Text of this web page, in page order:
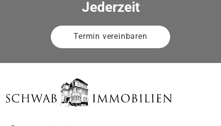
Jederzeit
Termin vereinbaren